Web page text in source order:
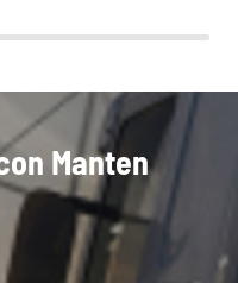
Manten